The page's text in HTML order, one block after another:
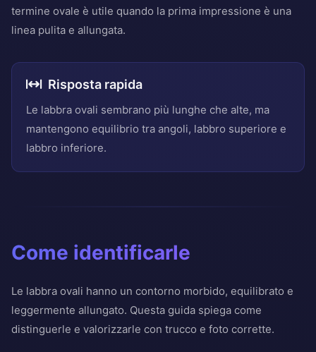
termine ovale è utile quando la prima impressione è una
linea pulita e allungata.
Risposta rapida
Le labbra ovali sembrano più lunghe che alte, ma
mantengono equilibrio tra angoli, labbro superiore e
labbro inferiore.
Come identificarle
Le labbra ovali hanno un contorno morbido, equilibrato e
leggermente allungato. Questa guida spiega come
distinguerle e valorizzarle con trucco e foto corrette.